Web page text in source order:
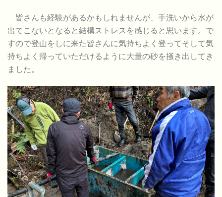
皆さんも経験があるかもしれませんが、手洗いから水が
出てこないとなると結構ストレスを感じると思います。で
すので登山をしに来た皆さんに気持ちよく登ってそして気
持ちよく帰っていただけるように大量の砂を掻き出してき
ました。